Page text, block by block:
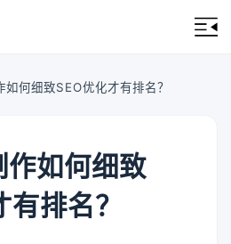
如何细致SEO优化才有排名？
作如何细致
排名？